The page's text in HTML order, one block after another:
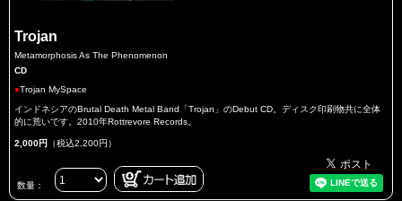
Trojan
Metamorphosis As The Phenomenon
CD
●Trojan MySpace
インドネシアのBrutal Death Metal Band「Trojan」のDebut CD。ディスク印刷物共に全体
的に荒いです。2010年Rottrevore Records。
2,000円 （税込2,200円）
数量：